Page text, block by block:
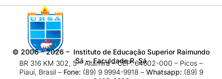
© 2006 – 2026 – Instituto de Educação Superior Raimundo
Sá – Faculdade R. Sá
BR 316 KM 302, 5 – Altamira – CEP: 64602-000 – Picos –
Piauí, Brasil – Fone: (89) 9 9994-9918​ – Whatsapp: (89) 9